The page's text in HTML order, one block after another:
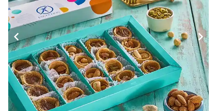
كيك
ايس كريم
كحك وبسكويت